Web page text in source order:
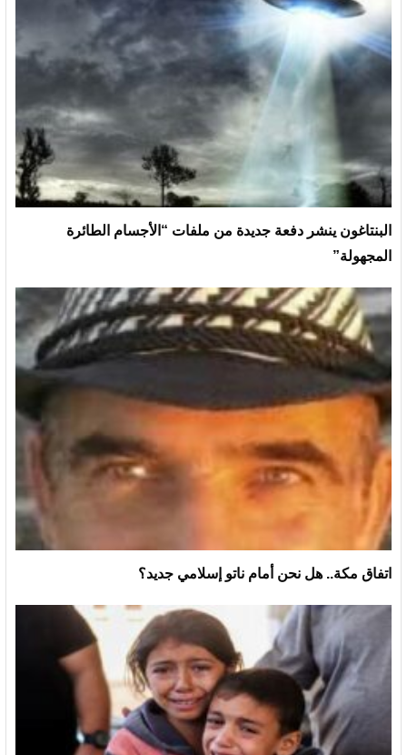
البنتاغون ينشر دفعة جديدة من ملفات “الأجسام الطائرة
المجهولة”
اتفاق مكة.. هل نحن أمام ناتو إسلامي جديد؟